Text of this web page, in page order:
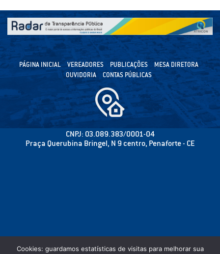
PÁGINA INICIAL VEREADORES PUBLICAÇÕES
MESA DIRETORA
OUVIDORIA
CONTAS PÚBLICAS
CNPJ: 03.089.383/0001-04
Praça Querubina Bringel, N 9 centro, Penaforte - CE
Cookies: guardamos estatísticas de visitas para melhorar sua